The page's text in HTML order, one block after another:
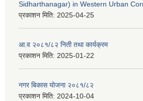
Sidharthanagar) in Western Urban
प्रकाशन मिति: 2025-04-25
आ.व २०८१/८२ निती तथा कार्यक्रम
प्रकाशन मिति: 2025-01-22
नगर बिकास योजना २०८१/८२
प्रकाशन मिति: 2024-10-04